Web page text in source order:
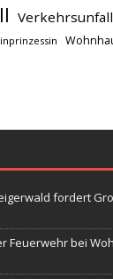
Verkehrsunfall
fordert
Feuerwehr bei